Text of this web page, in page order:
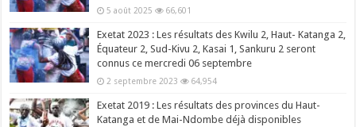
5 août 2025 66,601
Exetat 2023 : Les résultats des Kwilu 2, Haut- Katanga 2,
Équateur 2, Sud-Kivu 2, Kasai 1, Sankuru 2 seront
connus ce mercredi 06 septembre
2 septembre 2023 64,954
Exetat 2019 : Les résultats des provinces du Haut-
Katanga et de Mai-Ndombe déjà disponibles